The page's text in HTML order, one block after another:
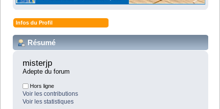
Infos du Profil
Résumé
misterjp
Adepte du forum
Hors ligne
Voir les contributions
Voir les statistiques